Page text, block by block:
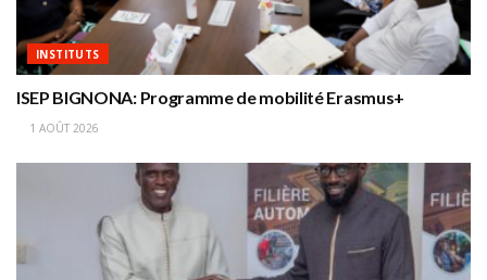
INSTITUTS
ISEP BIGNONA: Programme de mobilité Erasmus+
1 AOÛT 2026